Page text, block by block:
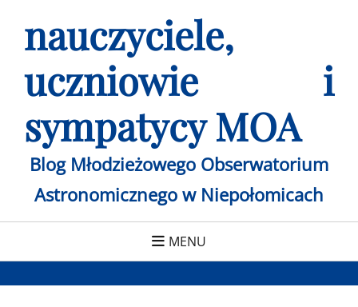
contentnauczyciele,
uczniowie i
sympatycy MOA
Blog Młodzieżowego Obserwatorium
Astronomicznego w Niepołomicach
MENU